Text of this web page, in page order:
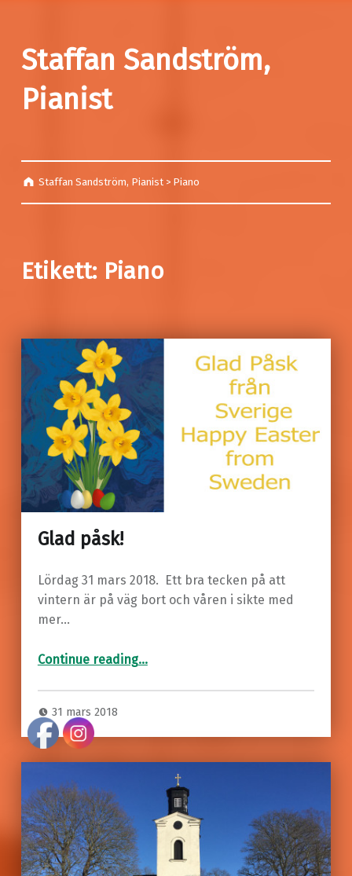
Staffan Sandström,
Pianist
Staffan Sandström, Pianist > Piano
Etikett: Piano
Glad påsk!
Lördag 31 mars 2018. Ett bra tecken på att
vintern är på väg bort och våren i sikte med
mer…
Continue reading…
31 mars 2018